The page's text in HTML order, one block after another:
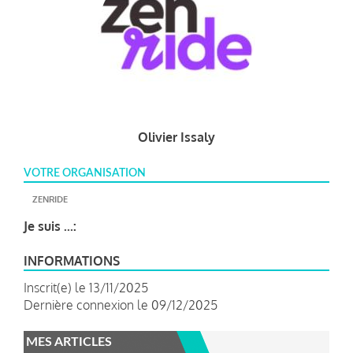
Olivier Issaly
VOTRE ORGANISATION
ZENRIDE
Je suis ...:
INFORMATIONS
Inscrit(e) le 13/11/2025
Dernière connexion le 09/12/2025
MES ARTICLES